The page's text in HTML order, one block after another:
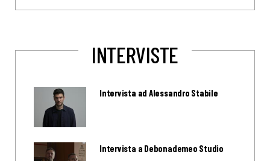
INTERVISTE
Intervista ad Alessandro Stabile
Intervista a Debonademeo Studio